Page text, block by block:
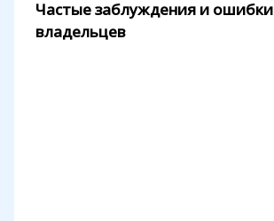
Частые заблуждения и ошибки
владельцев